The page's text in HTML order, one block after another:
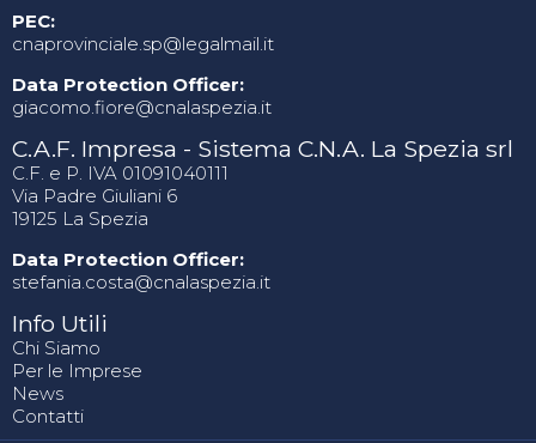
PEC:
cnaprovinciale.sp@legalmail.it
Data Protection Officer:
giacomo.fiore@cnalaspezia.it
C.A.F. Impresa - Sistema C.N.A. La Spezia srl
C.F. e P. IVA 01091040111
Via Padre Giuliani 6
19125 La Spezia
Data Protection Officer:
stefania.costa@cnalaspezia.it
Info Utili
Chi Siamo
Per le Imprese
News
Contatti